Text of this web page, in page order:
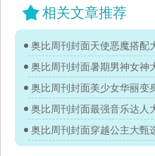
相关文章推荐
奥比周刊封面穿越公主大甄